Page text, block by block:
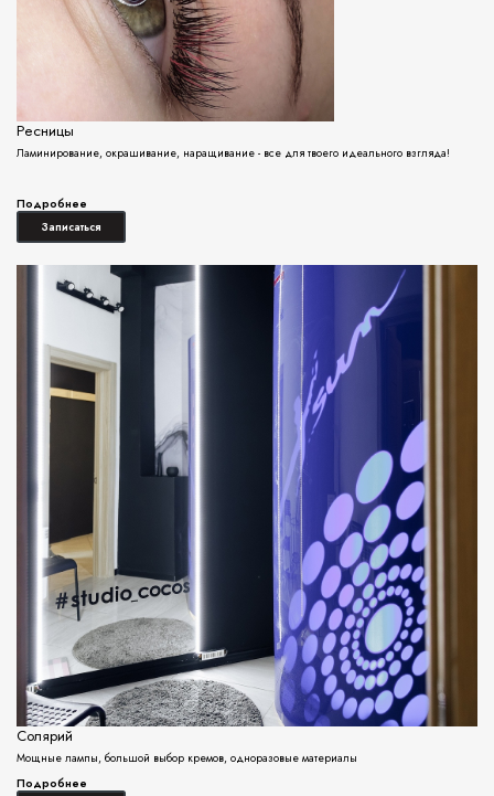
Ресницы
Ламинирование, окрашивание, наращивание - все для твоего идеального взгляда!
Подробнее
Записаться
Солярий
Мощные лампы, большой выбор кремов, одноразовые материалы
Подробнее